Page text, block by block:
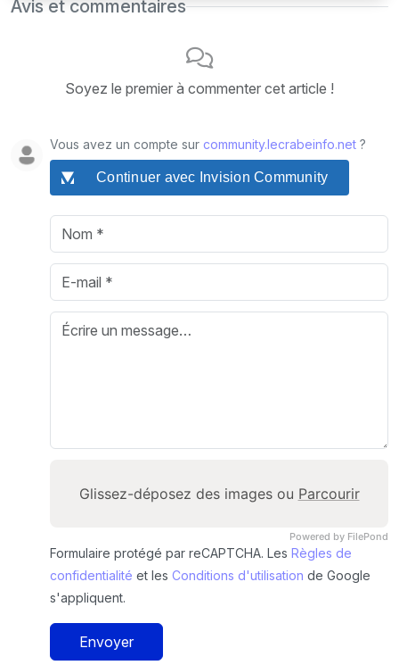
Avis et commentaires
Soyez le premier à commenter cet article !
Vous avez un compte sur community.lecrabeinfo.net ?
Continuer avec Invision Community
Powered by FilePond
Glissez-déposez des images ou Parcourir
Formulaire protégé par reCAPTCHA. Les Règles de
confidentialité et les Conditions d'utilisation de Google
s'appliquent.
Envoyer